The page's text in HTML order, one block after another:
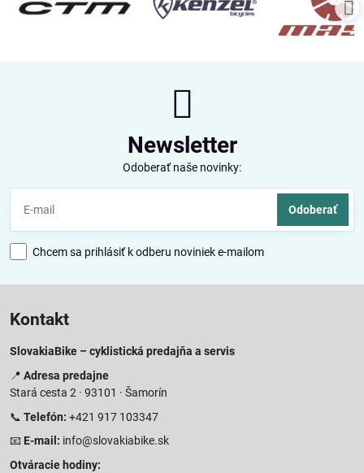
Newsletter
Odoberať naše novinky:
Odoberať
Chcem sa prihlásiť k odberu noviniek e-mailom
Kontakt
SlovakiaBike – cyklistická predajňa a servis
📍 Adresa predajne
Stará cesta 2 · 93101 · Šamorín
📞 Telefón: +421 917 103347
📧 E-mail: info@slovakiabike.sk
Otváracie hodiny: